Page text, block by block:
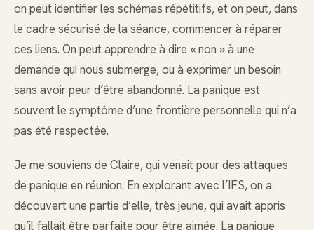
on peut identifier les schémas répétitifs, et on peut, dans
le cadre sécurisé de la séance, commencer à réparer
ces liens. On peut apprendre à dire « non » à une
demande qui nous submerge, ou à exprimer un besoin
sans avoir peur d’être abandonné. La panique est
souvent le symptôme d’une frontière personnelle qui n’a
pas été respectée.
Je me souviens de Claire, qui venait pour des attaques
de panique en réunion. En explorant avec l’IFS, on a
découvert une partie d’elle, très jeune, qui avait appris
qu’il fallait être parfaite pour être aimée. La panique